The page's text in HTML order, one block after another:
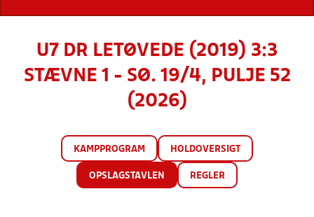
U7 DR LETØVEDE (2019) 3:3
STÆVNE 1 - SØ. 19/4, PULJE 52
(2026)
KAMPPROGRAM HOLDOVERSIGT
OPSLAGSTAVLEN REGLER